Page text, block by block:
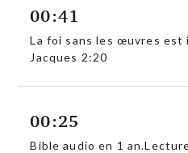
00:41
La foi sans les œuvres est
Jacques 2:20
00:25
Bible audio en 1